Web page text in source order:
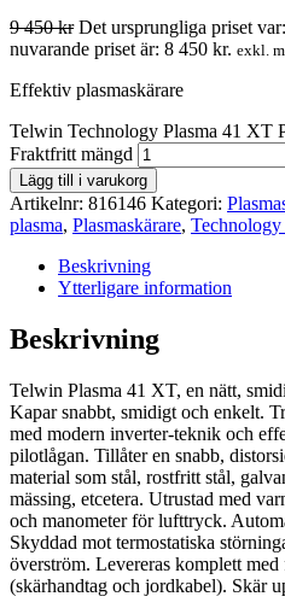
9 450kr Det ursprungliga priset
nuvarande priset är: 8 450 kr. exkl.
Effektiv plasmaskärare
Telwin Technology Plasma 41 XT
Fraktfritt mängd
Lägg till i varukorg
Artikelnr: 816146 Kategori:
plasma, Plasmaskärare, Technology
Beskrivning
Ytterligare information
Beskrivning
Telwin Plasma 41 XT, en nätt,
Kapar snabbt, smidigt och enkelt.
med modern inverter-teknik och
pilotlågan. Tillåter en snabb,
material som stål, rostfritt stål,
mässing, etcetera. Utrustad med
och manometer för lufttryck.
Skyddad mot termostatiska
överström. Levereras komplett
(skärhandtag och jordkabel). Skär